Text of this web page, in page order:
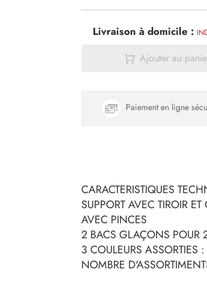
Livraison à domicile :
Ajouter au
Paiement en ligne
CARACTERISTIQUES
SUPPORT AVEC TIROIR
AVEC PINCES
2 BACS GLAÇONS
3 COULEURS ASSORTIES
NOMBRE